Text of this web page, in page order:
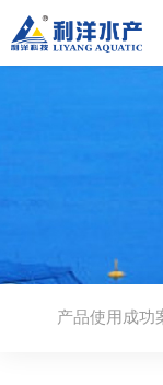
产品使用成功